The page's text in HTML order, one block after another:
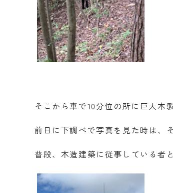
そこから車で10分位の所に巨大木
前日に下調べで写真を見た時は、
普段、木造建築に従事している者